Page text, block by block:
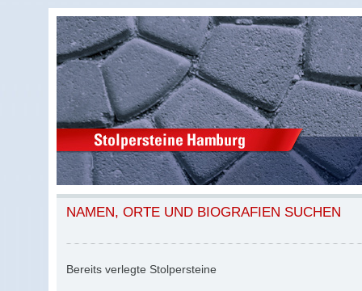
NAMEN, ORTE UND BIOGRAFIEN SUCHEN
Bereits verlegte Stolpersteine